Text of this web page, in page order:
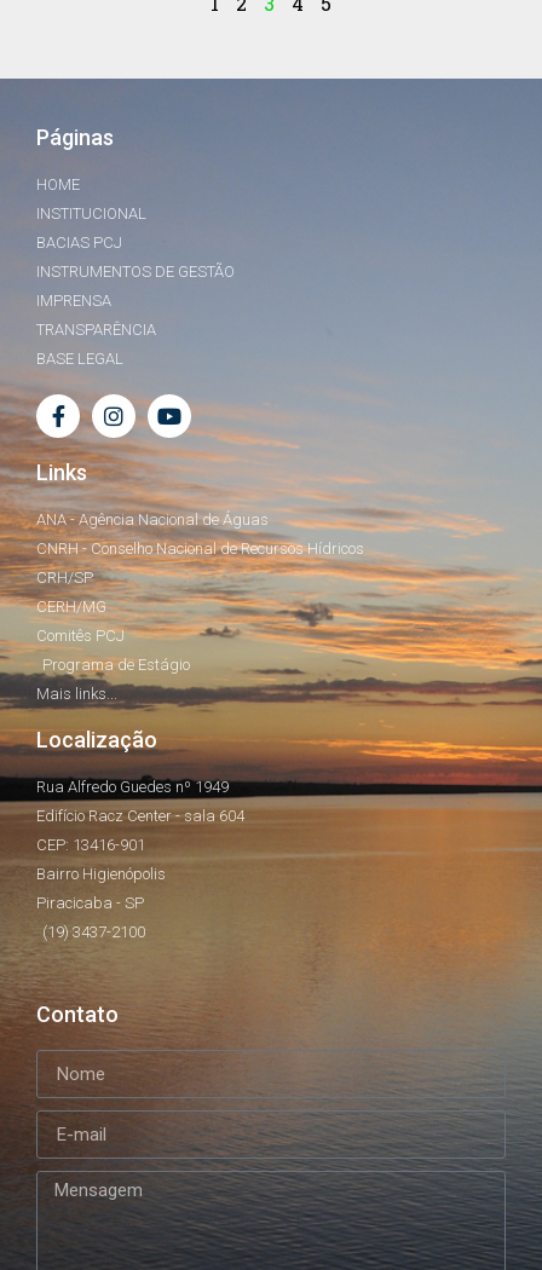
Páginas
HOME
INSTITUCIONAL
BACIAS PCJ
INSTRUMENTOS DE GESTÃO
IMPRENSA
TRANSPARÊNCIA
BASE LEGAL
Links
ANA - Agência Nacional de Águas
CNRH - Conselho Nacional de Recursos Hídricos
CRH/SP
CERH/MG
Comitês PCJ
Programa de Estágio
Mais links...
Localização
Rua Alfredo Guedes nº 1949
Edifício Racz Center - sala 604
CEP: 13416-901
Bairro Higienópolis
Piracicaba - SP
(19) 3437-2100
Contato